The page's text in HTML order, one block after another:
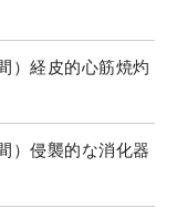
）経皮的心筋焼灼
）侵襲的な消化器